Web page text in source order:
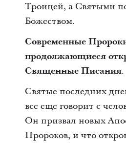
Троицей, а Святыми
Божеством.
Современные
продолжающиеся
Священные Писания.
Святые последних
все еще говорит с
Он призвал новых
Пророков, и что